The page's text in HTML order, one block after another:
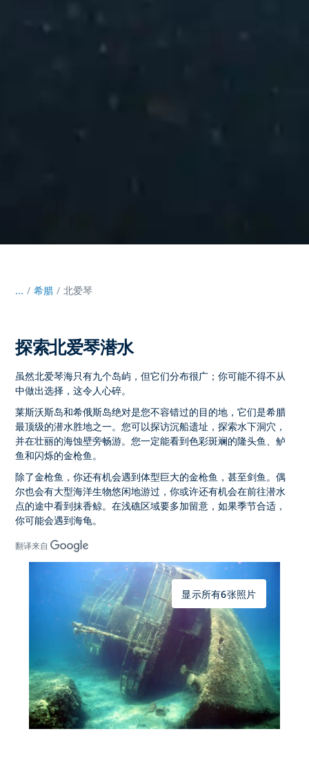
... / 希腊 北爱琴
探索北爱琴潜水
虽然北爱琴海只有九个岛屿，但它们分布很广；你可能不得不从
中做出选择，这令人心碎。
莱斯沃斯岛和希俄斯岛绝对是您不容错过的目的地，它们是希腊
最顶级的潜水胜地之一。您可以探访沉船遗址，探索水下洞穴，
并在壮丽的海蚀壁旁畅游。您一定能看到色彩斑斓的隆头鱼、鲈
鱼和闪烁的金枪鱼。
除了金枪鱼，你还有机会遇到体型巨大的金枪鱼，甚至剑鱼。偶
尔也会有大型海洋生物悠闲地游过，你或许还有机会在前往潜水
点的途中看到抹香鲸。在浅礁区域要多加留意，如果季节合适，
你可能会遇到海龟。
翻译来自
显示所有6张照片